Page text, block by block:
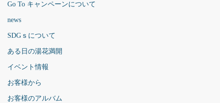
Go To キャンペーンについて
news
SDGｓについて
ある日の湯花満開
イベント情報
お客様から
お客様のアルバム